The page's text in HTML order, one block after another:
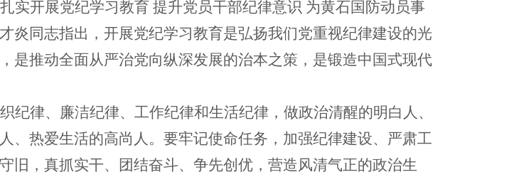
实开展党纪学习教育 提升党员干部纪律意识 为黄石国防动员事
炎同志指出，开展党纪学习教育是弘扬我们党重视纪律建设的光
是推动全面从严治党向纵深发展的治本之策，是锻造中国式现代
纪律、廉洁纪律、工作纪律和生活纪律，做政治清醒的明白人、
、热爱生活的高尚人。要牢记使命任务，加强纪律建设、严肃工
旧，真抓实干、团结奋斗、争先创优，营造风清气正的政治生